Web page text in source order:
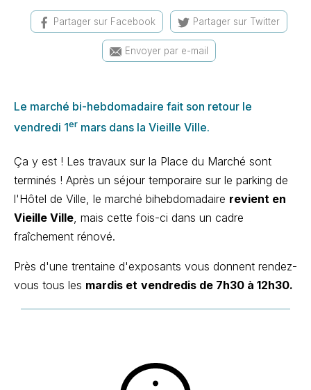
Partager sur Facebook Partager sur Twitter
Envoyer par e-mail
Le marché bi-hebdomadaire fait son retour le
vendredi 1er mars dans la Vieille Ville.
Ça y est ! Les travaux sur la Place du Marché sont
terminés ! Après un séjour temporaire sur le parking de
l'Hôtel de Ville, le marché bihebdomadaire revient en
Vieille Ville , mais cette fois-ci dans un cadre
fraîchement rénové.
Près d'une trentaine d'exposants vous donnent rendez-
vous tous les mardis et vendredis de 7h30 à 12h30.